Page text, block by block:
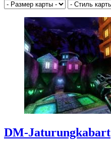
DM-Jaturungkabart